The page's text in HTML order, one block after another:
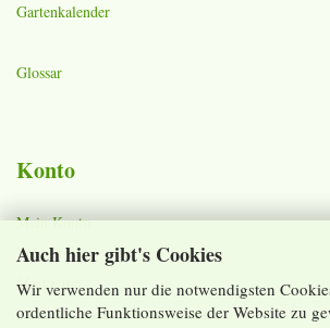
Auch hier gibt's Cookies
Wir verwenden nur die notwendigsten
ordentliche Funktionsweise der Website zu
Gartenkalender
Glossar
Konto
Mein Konto
Warenkorb
Merkzettel
Lieferzeiten und Versandkosten